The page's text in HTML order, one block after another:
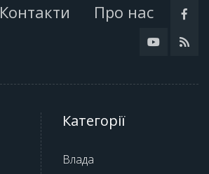
Контакти Про нас
Категорії
Влада